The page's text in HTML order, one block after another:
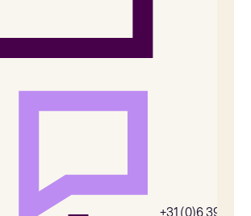
+31 (0)6